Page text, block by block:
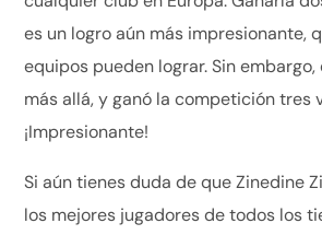
es un logro aún más impresionante,
equipos pueden lograr. Sin
más allá, y ganó la competición tres
¡Impresionante!
Si aún tienes duda de que Zinedine
los mejores jugadores de todos los